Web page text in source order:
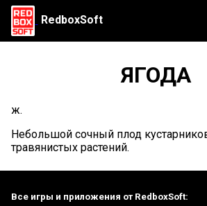
RedboxSoft
ЯГОДА
ж.
Небольшой сочный плод
травянистых растений.
Все игры и приложения от RedboxSoft: